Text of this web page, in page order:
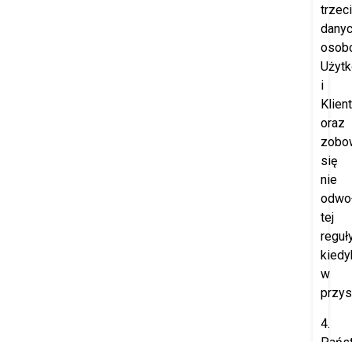
i
oraz
się
nie
tej
w
4.